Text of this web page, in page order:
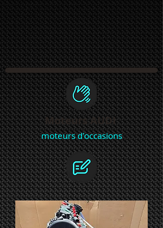
Moteurs AUDI
moteurs d'occasions